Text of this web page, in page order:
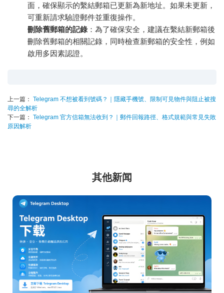
面，確保顯示的繫結郵箱已更新為新地址。如果未更新，
可重新請求驗證郵件並重復操作。
刪除舊郵箱的記錄：為了確保安全，建議在繫結新郵箱後
刪除舊郵箱的相關記錄，同時檢查新郵箱的安全性，例如
啟用多因素認證。
上一篇： Telegram 不想被看到號碼？｜隱藏手機號、限制可見物件與阻止被搜
尋的全解析
下一篇： Telegram 官方信箱無法收到？｜郵件回報路徑、格式規範與常見失敗
原因解析
其他新闻